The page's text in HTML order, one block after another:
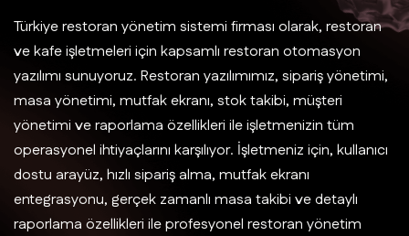
Türkiye restoran yönetim sistemi firması olarak, restoran
ve kafe işletmeleri için kapsamlı restoran otomasyon
yazılımı sunuyoruz. Restoran yazılımımız, sipariş yönetimi,
masa yönetimi, mutfak ekranı, stok takibi, müşteri
yönetimi ve raporlama özellikleri ile işletmenizin tüm
operasyonel ihtiyaçlarını karşılıyor. İşletmeniz için, kullanıcı
dostu arayüz, hızlı sipariş alma, mutfak ekranı
entegrasyonu, gerçek zamanlı masa takibi ve detaylı
raporlama özellikleri ile profesyonel restoran yönetim